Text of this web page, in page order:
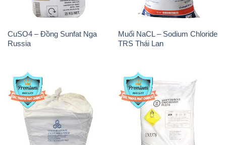
CuSO4 – Đồng Sunfat Nga
Russia
Muối NaCL – Sodium Chloride
TRS Thái Lan